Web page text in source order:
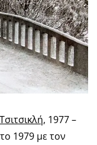
, 1977 –
1979 με τον